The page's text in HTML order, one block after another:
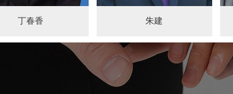
丁春香 朱建